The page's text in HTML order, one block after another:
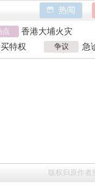
热闻
点
香港大埔火灾
天水血铅异常事件
特朗普泽连斯基吵
香港大埔火灾
特权
争议
急
漏
版权归原作者